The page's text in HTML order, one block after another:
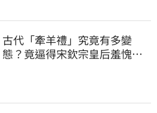
古代「牽羊禮」究竟有多變
態？竟逼得宋欽宗皇后羞愧自